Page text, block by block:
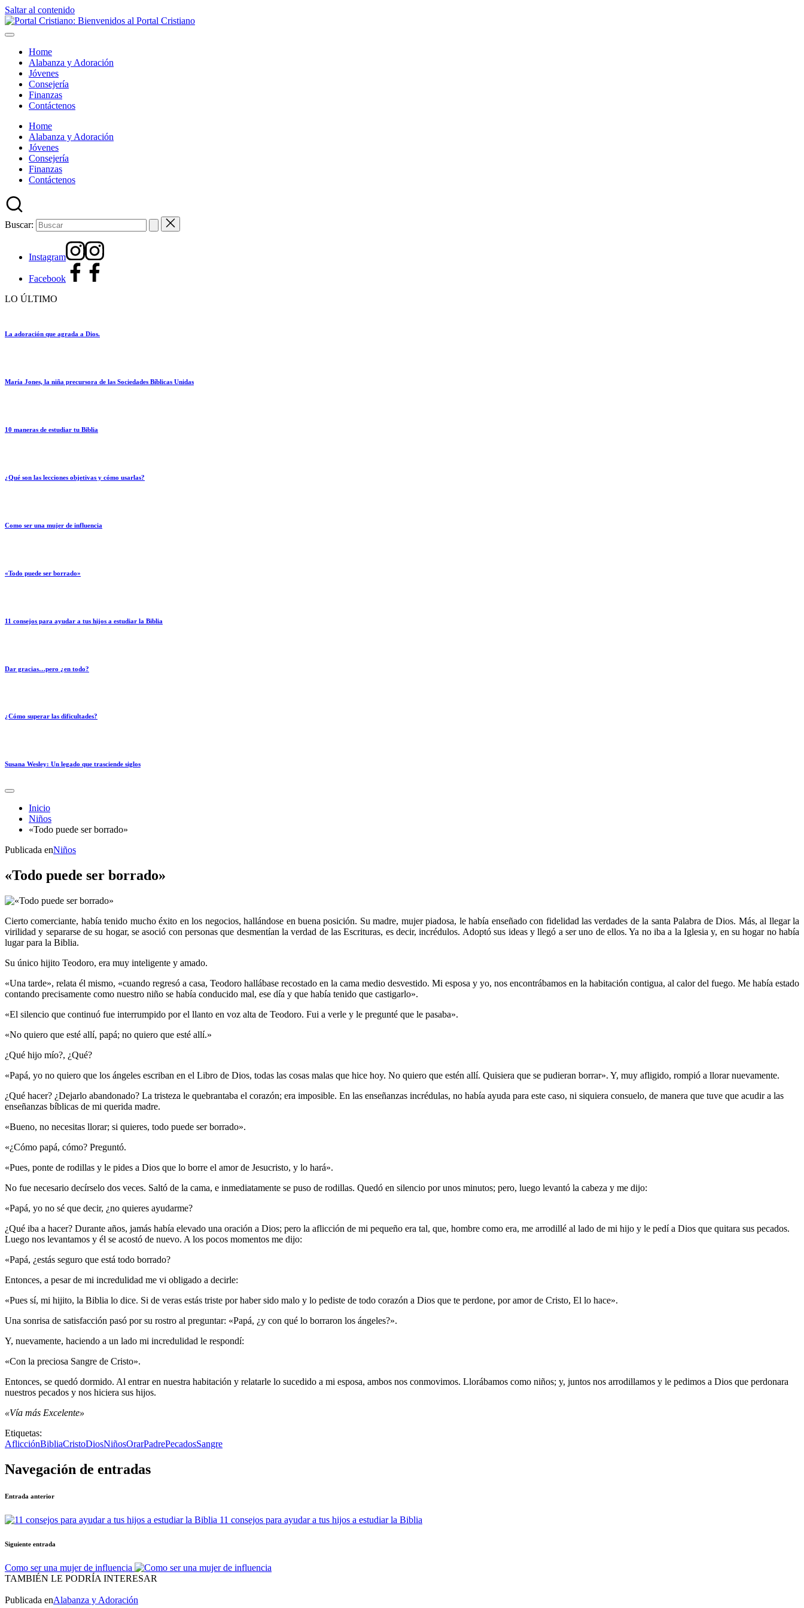
Saltar al contenido
Home
Alabanza y Adoración
Jóvenes
Consejería
Finanzas
Contáctenos
Home
Alabanza y Adoración
Jóvenes
Consejería
Finanzas
Contáctenos
Buscar:
Instagram
Facebook
LO ÚLTIMO
La adoración que agrada a Dios.
María Jones, la niña precursora de las Sociedades Bíblicas Unidas
10 maneras de estudiar tu Biblia
¿Qué son las lecciones objetivas y cómo usarlas?
Como ser una mujer de influencia
«Todo puede ser borrado»
11 consejos para ayudar a tus hijos a estudiar la Biblia
Dar gracias…pero ¿en todo?
¿Cómo superar las dificultades?
Susana Wesley: Un legado que trasciende siglos
Inicio
Niños
«Todo puede ser borrado»
Publicada enNiños
«Todo puede ser borrado»
Cierto comerciante, había tenido mucho éxito en los negocios, hallándose en buena posición. Su madre, mujer piadosa, le había enseñado con fidelidad las verdades de la santa Palabra de Dios. Más, al llegar la
virilidad y separarse de su hogar, se asoció con personas que desmentían la verdad de las Escrituras, es decir, incrédulos. Adoptó sus ideas y llegó a ser uno de ellos. Ya no iba a la Iglesia y, en su hogar no había
lugar para la Biblia.
Su único hijito Teodoro, era muy inteligente y amado.
«Una tarde», relata él mismo, «cuando regresó a casa, Teodoro hallábase recostado en la cama medio desvestido. Mi esposa y yo, nos encontrábamos en la habitación contigua, al calor del fuego. Me había estado
contando precisamente como nuestro niño se había conducido mal, ese día y que había tenido que castigarlo».
«El silencio que continuó fue interrumpido por el llanto en voz alta de Teodoro. Fui a verle y le pregunté que le pasaba».
«No quiero que esté allí, papá; no quiero que esté allí.»
¿Qué hijo mío?, ¿Qué?
«Papá, yo no quiero que los ángeles escriban en el Libro de Dios, todas las cosas malas que hice hoy. No quiero que estén allí. Quisiera que se pudieran borrar». Y, muy afligido, rompió a llorar nuevamente.
¿Qué hacer? ¿Dejarlo abandonado? La tristeza le quebrantaba el corazón; era imposible. En las enseñanzas incrédulas, no había ayuda para este caso, ni siquiera consuelo, de manera que tuve que acudir a las
enseñanzas bíblicas de mi querida madre.
«Bueno, no necesitas llorar; si quieres, todo puede ser borrado».
«¿Cómo papá, cómo? Preguntó.
«Pues, ponte de rodillas y le pides a Dios que lo borre el amor de Jesucristo, y lo hará».
No fue necesario decírselo dos veces. Saltó de la cama, e inmediatamente se puso de rodillas. Quedó en silencio por unos minutos; pero, luego levantó la cabeza y me dijo:
«Papá, yo no sé que decir, ¿no quieres ayudarme?
¿Qué iba a hacer? Durante años, jamás había elevado una oración a Dios; pero la aflicción de mi pequeño era tal, que, hombre como era, me arrodillé al lado de mi hijo y le pedí a Dios que quitara sus pecados.
Luego nos levantamos y él se acostó de nuevo. A los pocos momentos me dijo:
«Papá, ¿estás seguro que está todo borrado?
Entonces, a pesar de mi incredulidad me vi obligado a decirle:
«Pues sí, mi hijito, la Biblia lo dice. Si de veras estás triste por haber sido malo y lo pediste de todo corazón a Dios que te perdone, por amor de Cristo, El lo hace».
Una sonrisa de satisfacción pasó por su rostro al preguntar: «Papá, ¿y con qué lo borraron los ángeles?».
Y, nuevamente, haciendo a un lado mi incredulidad le respondí:
«Con la preciosa Sangre de Cristo».
Entonces, se quedó dormido. Al entrar en nuestra habitación y relatarle lo sucedido a mi esposa, ambos nos conmovimos. Llorábamos como niños; y, juntos nos arrodillamos y le pedimos a Dios que perdonara
nuestros pecados y nos hiciera sus hijos.
«Vía más Excelente»
Etiquetas:
AflicciónBibliaCristoDiosNiñosOrarPadrePecadosSangre
Navegación de entradas
Entrada anterior
11 consejos para ayudar a tus hijos a estudiar la Biblia
Siguiente entrada
Como ser una mujer de influencia
TAMBIÉN LE PODRÍA INTERESAR
Publicada enAlabanza y Adoración